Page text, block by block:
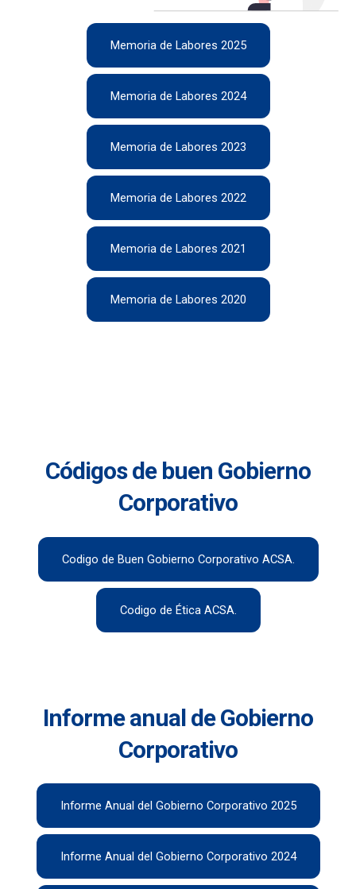
Memoria de Labores 2025
Memoria de Labores 2024
Memoria de Labores 2023
Memoria de Labores 2022
Memoria de Labores 2021
Memoria de Labores 2020
Códigos de buen Gobierno
Corporativo
Codigo de Buen Gobierno Corporativo ACSA.
Codigo de Ética ACSA.
Informe anual deGobierno
Corporativo
Informe Anual del Gobierno Corporativo 2025
Informe Anual del Gobierno Corporativo 2024